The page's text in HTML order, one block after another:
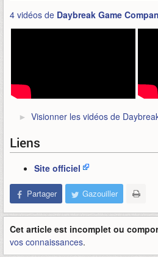
4 vidéos de Daybreak Game
Visionner les vidéos de
Liens
Site officiel
Partager Gazouiller
Cet article est incomplet ou
vos connaissances.